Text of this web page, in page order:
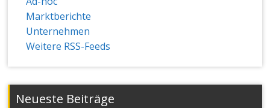
Marktberichte
Unternehmen
Weitere RSS-Feeds
Neueste Beiträge